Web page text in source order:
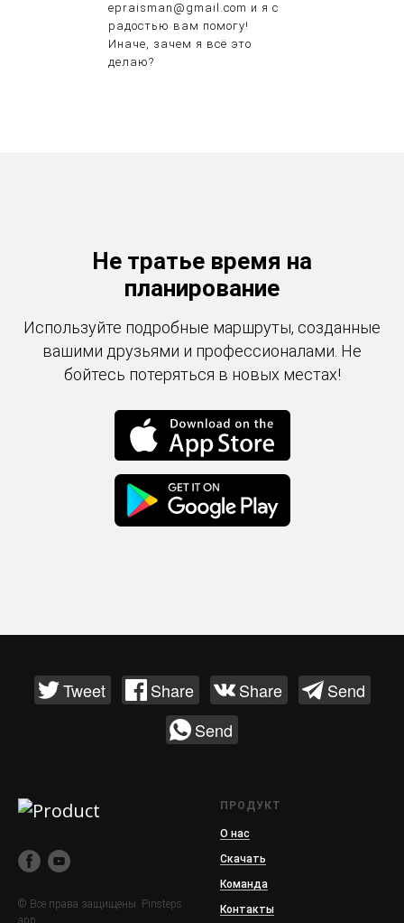
epraisman@gmail.com и я с
радостью вам помогу!
Иначе, зачем я всё это
делаю?
Не тратье время на
планирование
Используйте подробные маршруты, созданные
вашими друзьями и профессионалами. Не
бойтесь потеряться в новых местах!
Tweet Share Share
Send
Send
© Все права защищены. Pinsteps
app.
ПРОДУКТ
О нас
Скачать
Команда
Контакты